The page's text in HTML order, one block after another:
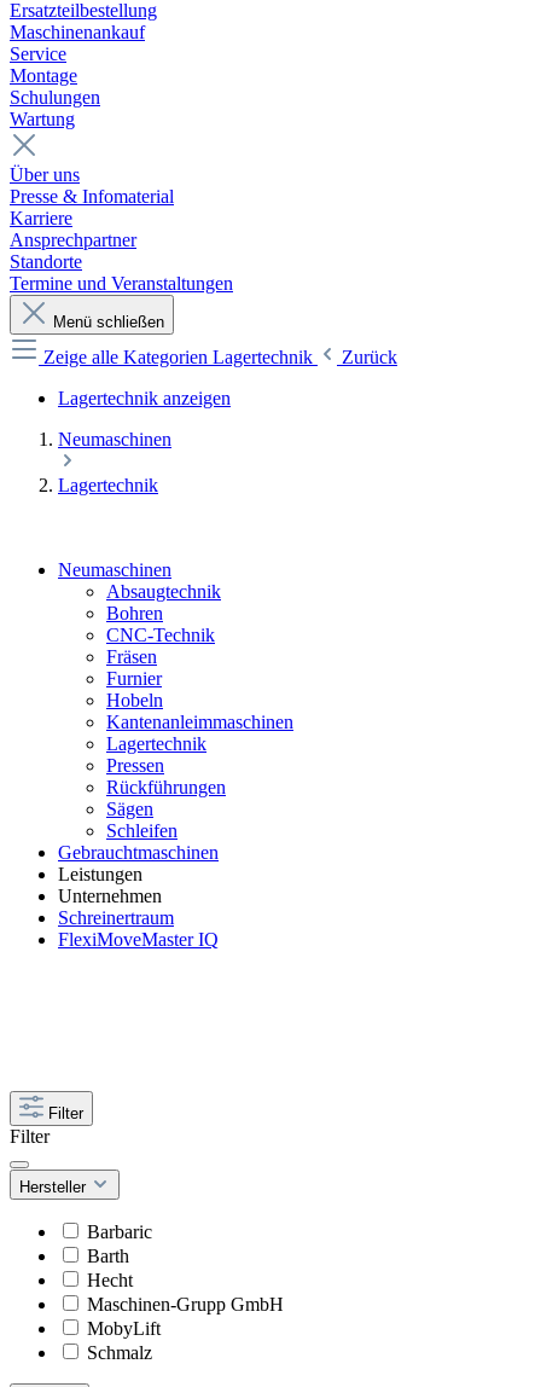
Ersatzteilbestellung
Maschinenankauf
Service
Montage
Schulungen
Wartung
Über uns
Presse & Infomaterial
Karriere
Ansprechpartner
Standorte
Termine und Veranstaltungen
Menü schließen
Zeige alle Kategorien Lagertechnik
Zurück
Lagertechnik anzeigen
Neumaschinen
Lagertechnik
Neumaschinen
Absaugtechnik
Bohren
CNC-Technik
Fräsen
Furnier
Hobeln
Kantenanleimmaschinen
Lagertechnik
Pressen
Rückführungen
Sägen
Schleifen
Gebrauchtmaschinen
Leistungen
Unternehmen
Schreinertraum
FlexiMoveMaster IQ
Filter
Filter
Hersteller
Barbaric
Barth
Hecht
Maschinen-Grupp GmbH
MobyLift
Schmalz